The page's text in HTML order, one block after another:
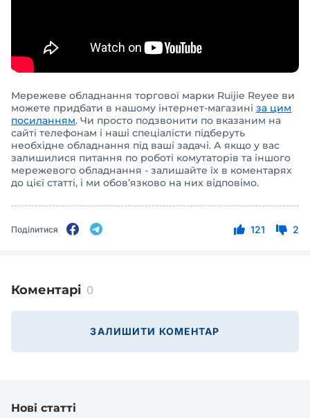
Мережеве обладнання торгової марки Ruijie Reyee ви
можете придбати в нашому інтернет-магазині за цим
посиланням. Чи просто подзвонити по вказаним на
сайті телефонам і наші спеціалісти підберуть
необхідне обладнання під ваші задачі. А якщо у вас
залишилися питання по роботі комутаторів та іншого
мережевого обладнання - залишайте їх в коментарях
до цієї статті, і ми обов’язково на них відповімо.
Поділитися 121 2
Коментарі 0
ЗАЛИШИТИ КОМЕНТАР
Нові статті